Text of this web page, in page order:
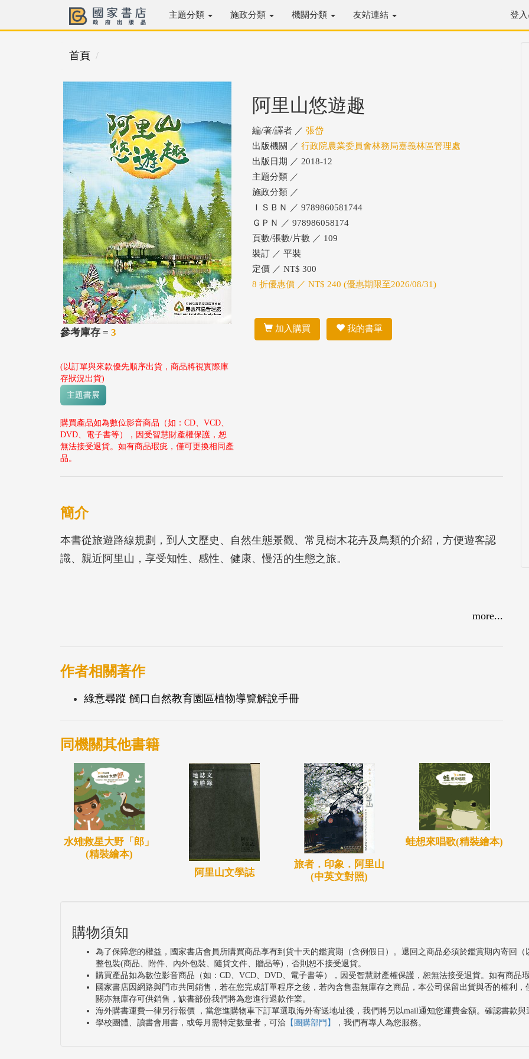
主題分類 施政分類 機關分類 友站連結 登
首頁
參考庫存 = 3
(以訂單與來款優先順序出貨，商品將視實際庫
存狀況出貨)
主題書展
購買產品如為數位影音商品（如：CD、VCD、
DVD、電子書等），因受智慧財產權保護，恕
無法接受退貨。如有商品瑕疵，僅可更換相同產
品。
阿里山悠遊趣
編/著/譯者 ／ 張岱
出版機關 ／ 行政院農業委員會林務局嘉義林區管理處
出版日期 ／ 2018-12
主題分類 ／
施政分類 ／
ＩＳＢＮ ／ 9789860581744
ＧＰＮ ／ 978986058174
頁數/張數/片數 ／ 109
裝訂 ／ 平裝
定價 ／ NT$ 300
8 折優惠價 ／ NT$ 240 (優惠期限至2026/08/31)
加入購買 我的書單
簡介
本書從旅遊路線規劃，到人文歷史、自然生態景觀、常見樹木花卉及鳥類的介紹，方便遊客認
識、親近阿里山，享受知性、感性、健康、慢活的生態之旅。
more...
作者相關著作
綠意尋蹤 觸口自然教育園區植物導覽解說手冊
同機關其他書籍
水雉救星大野「郎」
(精裝繪本)
阿里山文學誌
旅者．印象．阿里山
(中英文對照)
蛙想來唱歌(精裝繪本)
購物須知
為了保障您的權益，國家書店會員所購買商品享有到貨十天的鑑賞期（含例假日）。退回之商品必須於鑑賞期內寄回
整包裝(商品、附件、內外包裝、隨貨文件、贈品等)，否則恕不接受退貨。
購買產品如為數位影音商品（如：CD、VCD、DVD、電子書等），因受智慧財產權保護，恕無法接受退貨。如有商品
國家書店因網路與門市共同銷售，若在您完成訂單程序之後，若內含售盡無庫存之商品，本公司保留出貨與否的權利
關亦無庫存可供銷售，缺書部份我們將為您進行退款作業。
海外購書運費一律另行報價 ，當您進購物車下訂單選取海外寄送地址後，我們將另以mail通知您運費金額。確認書款
學校團體、讀書會用書，或每月需特定數量者，可洽 【團購部門】 ，我們有專人為您服務。